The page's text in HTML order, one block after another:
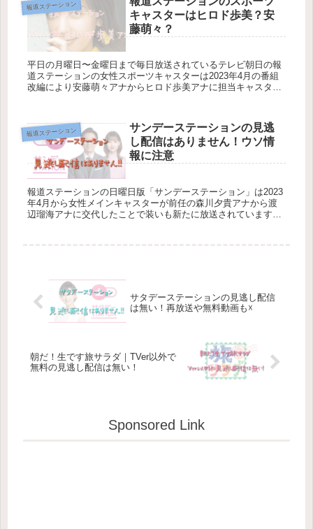
報道ステーション
キャスターはヒロド歩美？安
藤萌々？
平日の月曜日〜金曜日まで毎日放送されているテレビ朝日の報
道ステーションの女性スポーツキャスターは2023年4月の番組
改編により安藤萌々アナからヒロド歩美アナに担当キャスター
報道ステーション
サンデーステーションの見逃
し配信はありません！ウソ情
報に注意
報道ステーションの日曜日版「サンデーステーション」は2023
年4月から女性メインキャスターが前任の森川夕貴アナから渡
辺瑠海アナに交代したことで装いも新たに放送されています。
サタデーステーションの見逃し配信
は無い！再放送や無料動画も☓
朝だ！生です旅サラダ｜TVer以外で
無料の見逃し配信は無い！
Sponsored Link